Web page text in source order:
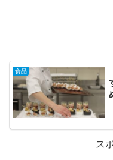
食品
ス